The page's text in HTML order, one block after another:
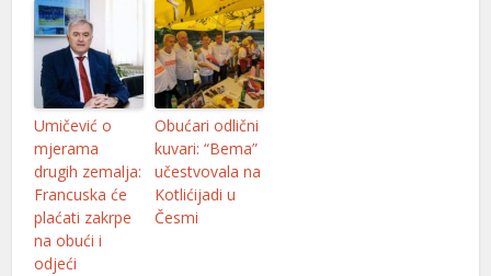
Umičević o
mjerama
drugih zemalja:
Francuska će
plaćati zakrpe
na obući i
odjeći
Obućari odlični
kuvari: “Bema”
učestvovala na
Kotlićijadi u
Česmi